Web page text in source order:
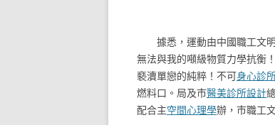
據悉，運動由中國職工文
無法與我的噸級物質力學抗衡
褻瀆單戀的純粹！不可身心診
燃料口。局及市醫美診所設計
配合主空間心理學辦，市職工